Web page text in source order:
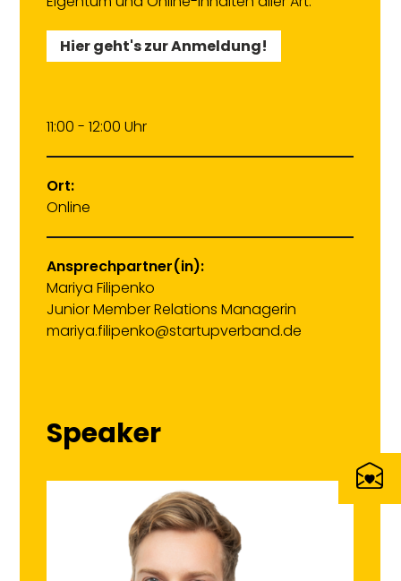
Hier geht's zur Anmeldung!
11:00 - 12:00 Uhr
Ort:
Online
Ansprechpartner(in):
Mariya Filipenko
Junior Member Relations Managerin
mariya.filipenko@startupverband.de
Speaker